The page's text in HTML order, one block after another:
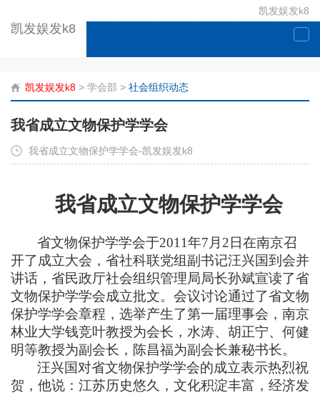
凯发娱发k8
凯发娱发k8
凯发娱发k8 > 学会部 > 社会组织动态
我省成立文物保护学学会
我省成立文物保护学学会-凯发娱发k8
我省成立文物保护学学会
省文物保护学学会于2011年7月2日在南京召
开了成立大会，省社科联党组副书记汪兴国到会并
讲话，省民政厅社会组织管理局局长孙斌宣读了省
文物保护学学会成立批文。会议讨论通过了省文物
保护学学会章程，选举产生了第一届理事会，南京
林业大学钱竞叶教授为会长，水涛、胡正宁、何健
明等教授为副会长，陈昌福为副会长兼秘书长。
汪兴国对省文物保护学学会的成立表示热烈祝
贺，他说： 江苏历史悠久，文化积淀丰富，经济发